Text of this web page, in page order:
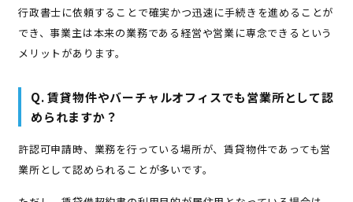
行政書士に依頼することで確実かつ迅速に手続きを進めることが
でき、事業主は本来の業務である経営や営業に専念できるという
メリットがあります。
Q. 賃貸物件やバーチャルオフィスでも営業所として認
められますか？
許認可申請時、業務を行っている場所が、賃貸物件であっても営
業所として認められることが多いです。